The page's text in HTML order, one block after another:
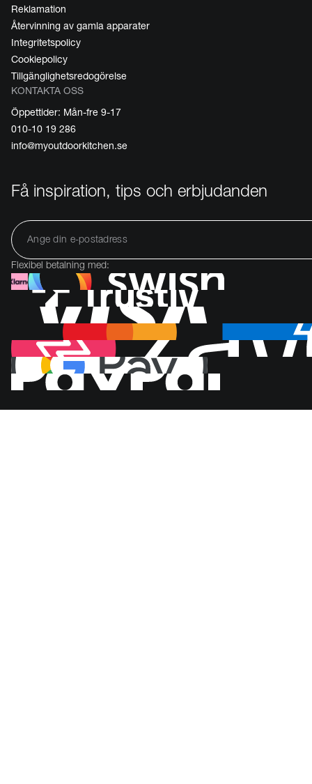
Reklamation
Återvinning av gamla apparater
Integritetspolicy
Cookiepolicy
Tillgänglighetsredogörelse
KONTAKTA OSS
Öppettider: Mån-fre 9-17
010-10 19 286
info@myoutdoorkitchen.se
Få inspiration, tips och erbjudanden
Flexibel betalning med: